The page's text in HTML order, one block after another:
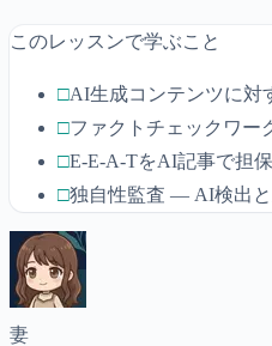
このレッスンで学ぶこと
□AI生成コンテンツに対
□ファクトチェックワー
□E-E-A-TをAI記事で担
□独自性監査 — AI検出と
妻